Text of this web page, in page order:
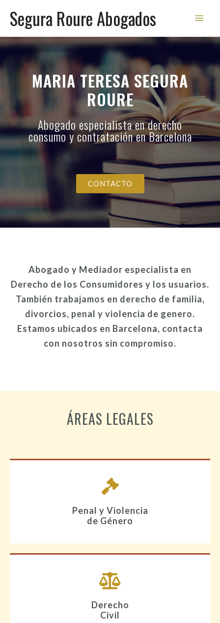
Segura Roure Abogados
MARIA TERESA SEGURA
ROURE
Abogado especialista en derecho
consumo y contratación en Barcelona
CONTACTO
Abogado y Mediador especialista en
Derecho de los Consumidores y los usuarios.
También trabajamos en derecho de familia,
divorcios, penal y violencia de genero.
Estamos ubicados en Barcelona, contacta
con nosotros sin compromiso.
ÁREAS LEGALES
Penal y Violencia
de Género
Derecho
Civil